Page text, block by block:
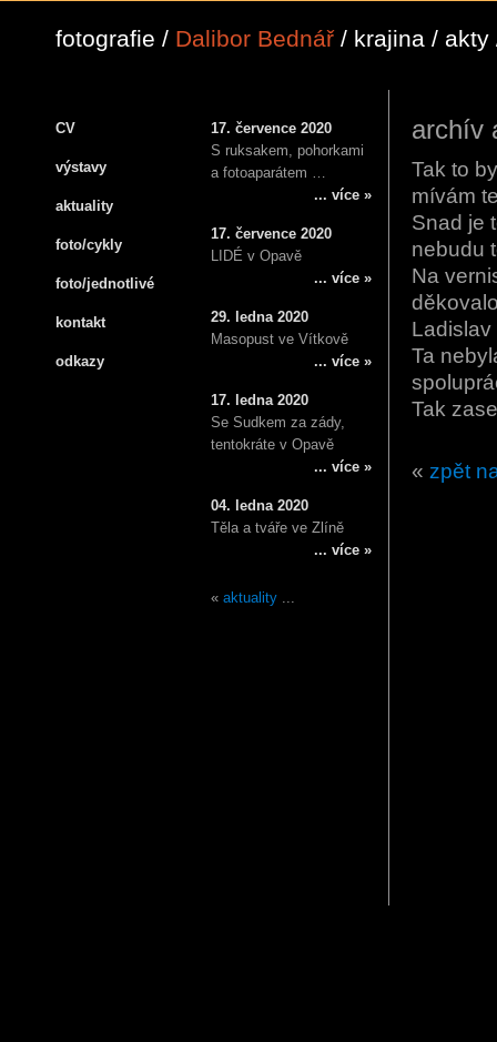
fotografie / Dalibor Bednář/ krajina / akty
CV
výstavy
aktuality
foto/cykly
foto/jednotlivé
kontakt
odkazy
17. července 2020
S ruksakem, pohorkami
a fotoaparátem …
... více »
17. července 2020
LIDÉ v Opavě
... více »
29. ledna 2020
Masopust ve Vítkově
... více »
17. ledna 2020
Se Sudkem za zády,
tentokráte v Opavě
... více »
04. ledna 2020
Těla a tváře ve Zlíně
... více »
« aktuality ...
archív
Tak to
mívám
Snad je
nebudu
Na
Ta
Tak
« zpět